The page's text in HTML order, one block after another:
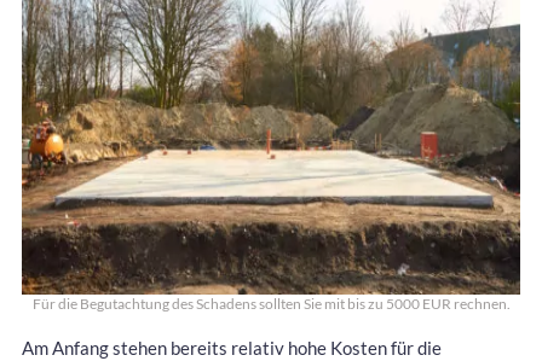
Für die Begutachtung des Schadens sollten Sie mit bis zu 5000 EUR rechnen.
Am Anfang stehen bereits relativ hohe Kosten für die